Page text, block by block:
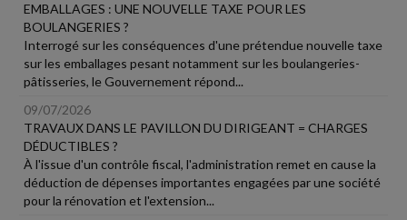
EMBALLAGES : UNE NOUVELLE TAXE POUR LES
BOULANGERIES ?
Interrogé sur les conséquences d'une prétendue nouvelle taxe
sur les emballages pesant notamment sur les boulangeries-
pâtisseries, le Gouvernement répond...
09/07/2026
TRAVAUX DANS LE PAVILLON DU DIRIGEANT = CHARGES
DÉDUCTIBLES ?
À l'issue d'un contrôle fiscal, l'administration remet en cause la
déduction de dépenses importantes engagées par une société
pour la rénovation et l'extension...